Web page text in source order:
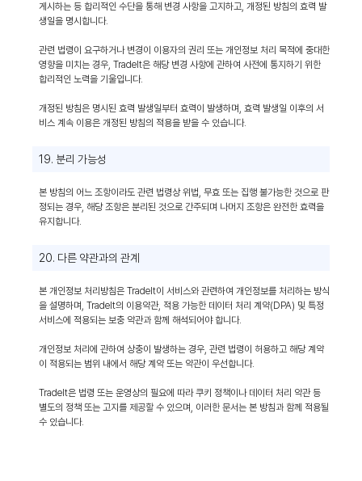
게시하는 등 합리적인 수단을 통해 변경 사항을 고지하고, 개정된 방침의 효력 발
생일을 명시합니다.
관련 법령이 요구하거나 변경이 이용자의 권리 또는 개인정보 처리 목적에 중대한
영향을 미치는 경우, TradeIt은 해당 변경 사항에 관하여 사전에 통지하기 위한
합리적인 노력을 기울입니다.
개정된 방침은 명시된 효력 발생일부터 효력이 발생하며, 효력 발생일 이후의 서
비스 계속 이용은 개정된 방침의 적용을 받을 수 있습니다.
19. 분리 가능성
본 방침의 어느 조항이라도 관련 법령상 위법, 무효 또는 집행 불가능한 것으로 판
정되는 경우, 해당 조항은 분리된 것으로 간주되며 나머지 조항은 완전한 효력을
유지합니다.
20. 다른 약관과의 관계
본 개인정보 처리방침은 TradeIt이 서비스와 관련하여 개인정보를 처리하는 방식
을 설명하며, TradeIt의 이용약관, 적용 가능한 데이터 처리 계약(DPA) 및 특정
서비스에 적용되는 보충 약관과 함께 해석되어야 합니다.
개인정보 처리에 관하여 상충이 발생하는 경우, 관련 법령이 허용하고 해당 계약
이 적용되는 범위 내에서 해당 계약 또는 약관이 우선합니다.
TradeIt은 법령 또는 운영상의 필요에 따라 쿠키 정책이나 데이터 처리 약관 등
별도의 정책 또는 고지를 제공할 수 있으며, 이러한 문서는 본 방침과 함께 적용될
수 있습니다.